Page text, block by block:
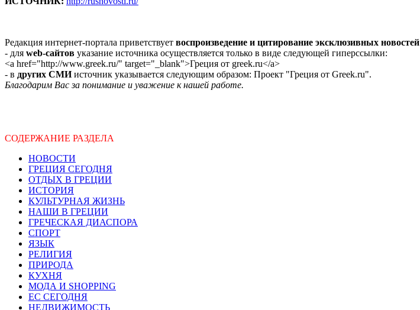
Редакция интернет-портала приветствует воспроизведение и цитирование эксклюзивных новостей
- для web-сайтов указание источника осуществляется только в виде следующей гиперссылки:
<a href="http://www.greek.ru/" target="_blank">Греция от greek.ru</a>
- в других СМИисточник указывается следующим образом: Проект "Греция от Greek.ru".
Благодарим Вас за понимание и уважение к нашей работе.
СОДЕРЖАНИЕ РАЗДЕЛА
НОВОСТИ
ГРЕЦИЯ СЕГОДНЯ
ОТДЫХ В ГРЕЦИИ
ИСТОРИЯ
КУЛЬТУРНАЯ ЖИЗНЬ
НАШИ В ГРЕЦИИ
ГРЕЧЕСКАЯ ДИАСПОРА
СПОРТ
ЯЗЫК
РЕЛИГИЯ
ПРИРОДА
КУХНЯ
МОДА И SHOPPING
ЕС СЕГОДНЯ
НЕДВИЖИМОСТЬ